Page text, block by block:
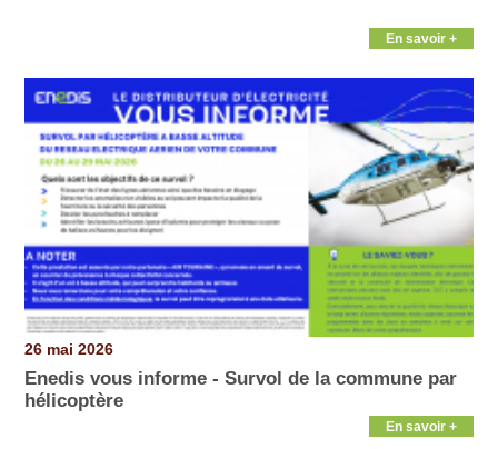
En savoir +
26 mai 2026
Enedis vous informe - Survol de la commune par
hélicoptère
En savoir +